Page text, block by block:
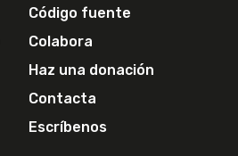
Código fuente
Colabora
Haz una donación
Contacta
Escríbenos